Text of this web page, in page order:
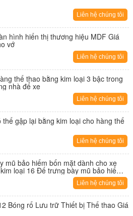
Liên hệ chúng tôi
hình hiển thị thương hiệu MDF Giá
vớ
Liên hệ chúng tôi
thể thao bằng kim loại 3 bậc trong
nhà để xe
Liên hệ chúng tôi
thể gập lại bằng kim loại cho hàng thể
Liên hệ chúng tôi
mũ bảo hiểm bốn mặt dành cho xe
loại 16 Đế trưng bày mũ bảo hiểm
Liên hệ chúng tôi
Bóng rổ Lưu trữ Thiết bị Thể thao Giá